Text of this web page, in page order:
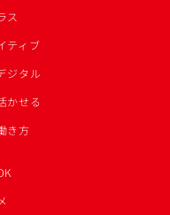
ス
ティブ
ジタル
かせる
き方